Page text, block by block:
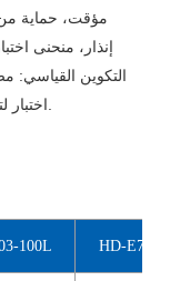
مؤقت، حماية من
إنذار، منحنى
التكوين القياسي:
اختبار لتوجيه الأسلاك، 6 قطع عجلة، 4 قطع عجلة ضبط.
100L HD-E703-